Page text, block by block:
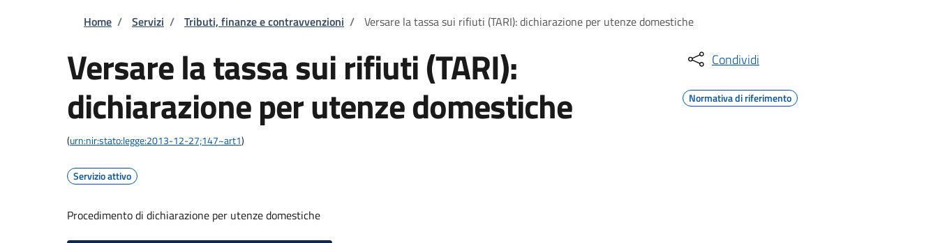
Briciole di pane
Home / Servizi / Tributi, finanze e contravvenzioni / Versare la tassa sui rifiuti (TARI): dichiarazione per utenze domestiche
Versare la tassa sui rifiuti (TARI):
dichiarazione per utenze domestiche
(urn:nir:stato:legge:2013-12-27;147~art1)
Servizio attivo
Procedimento di dichiarazione per utenze domestiche
Condividi
Normativa di riferimento